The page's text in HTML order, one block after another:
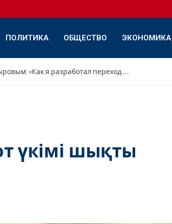
ПОЛИТИКА ОБЩЕСТВО ЭКОНОМИКА
Интервью с Дамиром Садыровым: «Как я разработал переход с переднего треугольника на обратный»
үкімі шықты